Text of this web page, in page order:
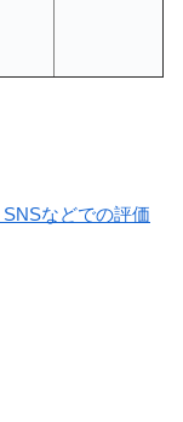
などでの評価